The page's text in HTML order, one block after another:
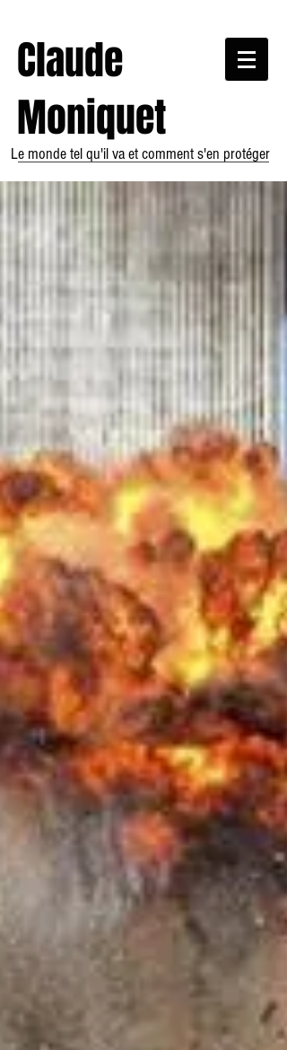
Claude
Moniquet
Le monde tel qu'il va et comment s'en protéger